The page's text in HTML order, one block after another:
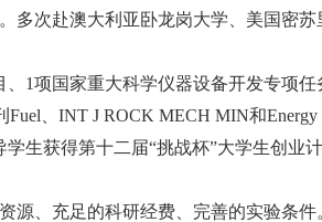
次赴澳大利亚卧龙岗大学、美国密
1项国家重大科学仪器设备开发专项任
Fuel INT J ROCK MECH MIN和Energy
学生获得第十二届“挑战杯”大学生创业
、充足的科研经费、完善的实验条件